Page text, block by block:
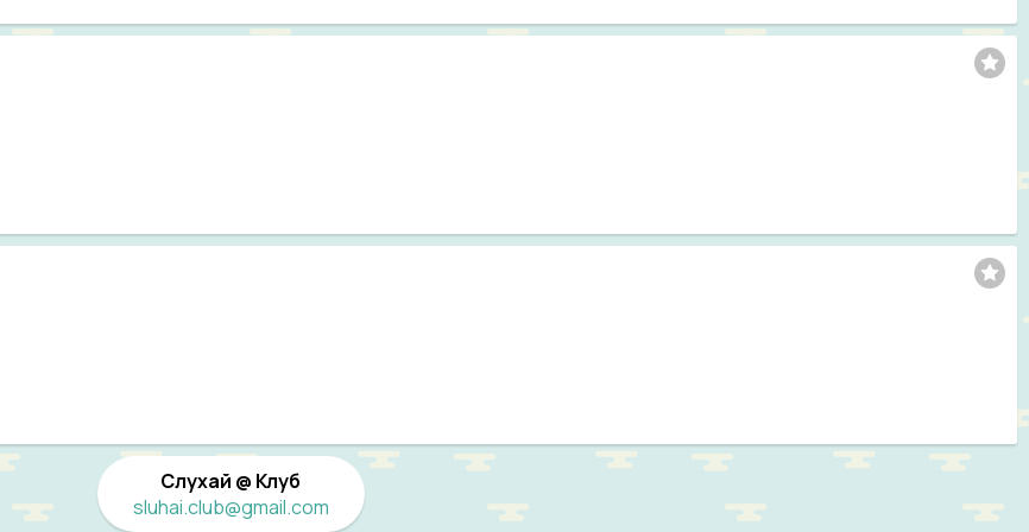
Слухай @ Клуб
sluhai.club@gmail.com